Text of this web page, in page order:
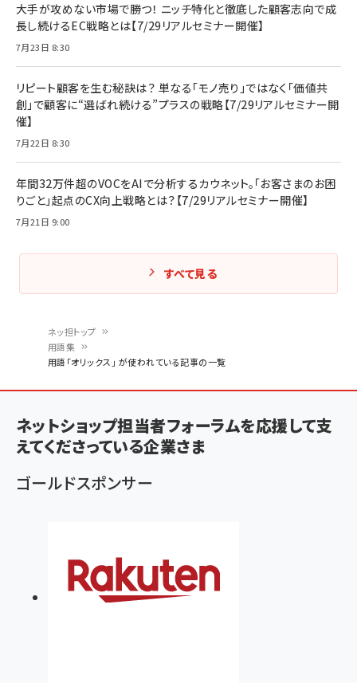
ン
く
ず
ネッ担トップ
用語集
用語「オリックス」 が使われている記事の一覧
大手が攻めない市場で勝つ！ ニッチ特化と徹底した顧客志向で成
長し続けるEC戦略とは【7/29リアルセミナー開催】
7月23日 8:30
リピート顧客を生む秘訣は？ 単なる「モノ売り」ではなく「価値共
創」で顧客に“選ばれ続ける”プラスの戦略【7/29リアルセミナー開
催】
7月22日 8:30
年間32万件超のVOCをAIで分析するカウネット。「お客さまのお困
りごと」起点のCX向上戦略とは？【7/29リアルセミナー開催】
7月21日 9:00
すべて見る
ネットショップ担当者フォーラムを応援して支
えてくださっている企業さま
ゴールドスポンサー